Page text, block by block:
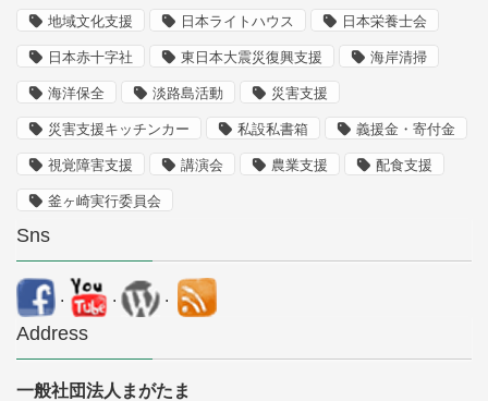
地域文化支援 日本ライトハウス 日本栄養士会
日本赤十字社 東日本大震災復興支援 海岸清掃
海洋保全 淡路島活動 災害支援
災害支援キッチンカー 私設私書箱 義援金・寄付金
視覚障害支援 講演会 農業支援 配食支援
釜ヶ崎実行委員会
Sns
. . .
Address
一般社団法人まがたま